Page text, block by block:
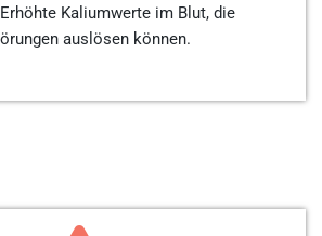
Erhöhte Kaliumwerte im Blut, die
auslösen können.